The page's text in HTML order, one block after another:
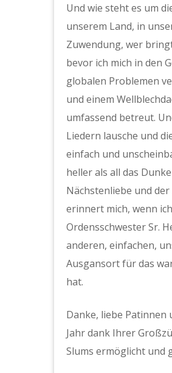
Und wie steht es um
unserem Land, in
Zuwendung, wer
bevor ich mich in den
globalen Problemen
und einem
umfassend betreut.
Liedern lausche und
einfach und
heller als all das
Nächstenliebe und
erinnert mich, wenn
Ordensschwester Sr.
anderen, einfachen,
Ausgansort für das
hat.
Danke, liebe Patinnen
Jahr dank Ihrer
Slums ermöglicht und